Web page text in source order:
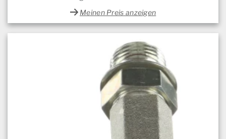
Meinen Preis anzeigen